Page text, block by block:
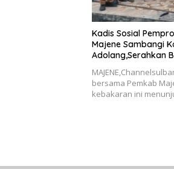
Kadis Sosial
Majene Sambangi
Adolang,Serahkan
bersama Pemkab
kebakaran ini